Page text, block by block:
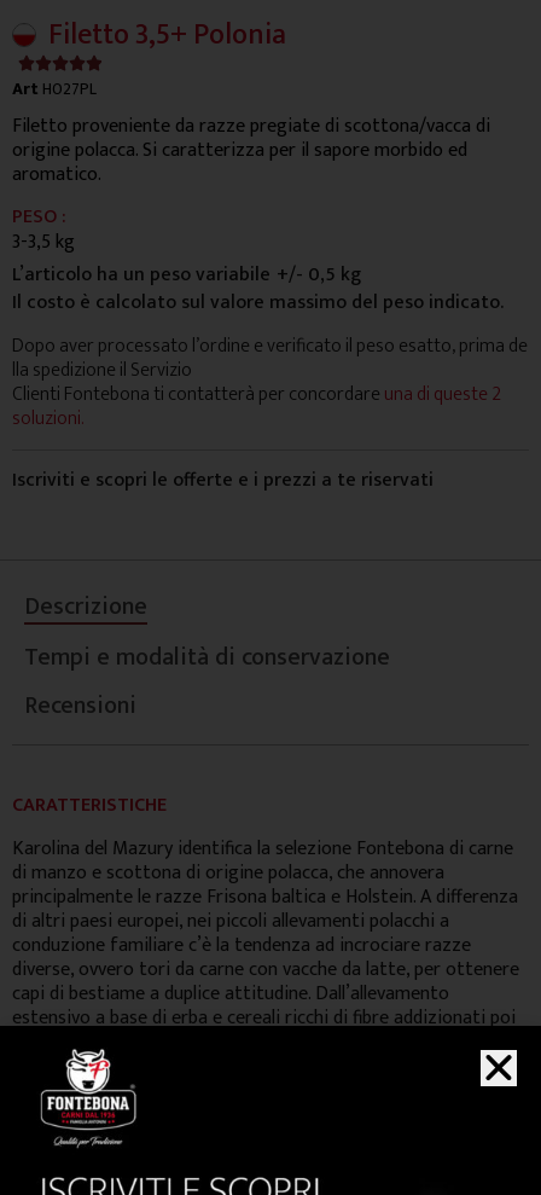
Filetto 3,5+ Polonia

Art H027PL
Filetto proveniente da razze pregiate di scottona/vacca di
origine polacca. Si caratterizza per il sapore morbido ed
aromatico.
PESO :
3-3,5 kg
L’articolo ha un peso variabile +/- 0,5 kg
Il costo è calcolato sul valore massimo del peso indicato.
Dopo aver processato l’ordine e verificato il peso esatto, prima de
lla spedizione il Servizio
Clienti Fontebona ti contatterà per concordareuna di queste 2
soluzioni.
Iscriviti e scopri le offerte e i prezzi a te riservati
Descrizione
Tempi e modalità di conservazione
Recensioni
CARATTERISTICHE
Karolina del Mazury identifica la selezione Fontebona di carne
di manzo e scottona di origine polacca, che annovera
principalmente le razze Frisona baltica e Holstein. A differenza
di altri paesi europei, nei piccoli allevamenti polacchi a
conduzione familiare c’è la tendenza ad incrociare razze
diverse, ovvero tori da carne con vacche da latte, per ottenere
capi di bestiame a duplice attitudine. Dall’allevamento
estensivo a base di erba e cereali ricchi di fibre addizionati poi
in fase di finissaggio con barbabietole da zucchero, si ottiene
una carne dal colore chiaro e dalla notevolissima marezzatura
che conferisce un gusto molto delicato ed una tenerezza
davvero straordinaria.